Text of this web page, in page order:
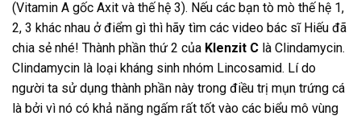
(Vitamin A gốc Axit và thế hệ 3). Nếu các bạn tò mò thế hệ 1,
2, 3 khác nhau ở điểm gì thì hãy tìm các video bác sĩ Hiếu đã
chia sẻ nhé! Thành phần thứ 2 của Klenzit C là Clindamycin.
Clindamycin là loại kháng sinh nhóm Lincosamid. Lí do
người ta sử dụng thành phần này trong điều trị mụn trứng cá
là bởi vì nó có khả năng ngấm rất tốt vào các biểu mô vùng